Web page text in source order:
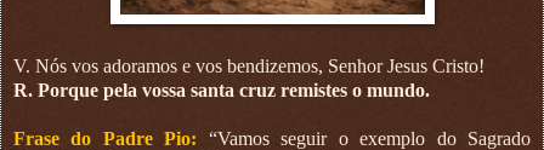
V. Nós vos adoramos e vos bendizemos, Senhor Jesus Cristo!
R. Porque pela vossa santa cruz remistes o mundo.
Frase do Padre Pio:
“Vamos seguir o exemplo do Sagrado